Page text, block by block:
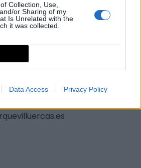
Collection, Use,
or Sharing of my
Is Unrelated with the
it was collected.
Data Access Privacy Policy
Cañamero y de Logrosán (ver los
Geositios).
recomendamos la visita a